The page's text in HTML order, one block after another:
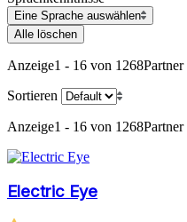
Eine Sprache auswählen
Alle löschen
Anzeige1 - 16 von 1268Partner
Sortieren
Anzeige1 - 16 von 1268Partner
Electric Eye